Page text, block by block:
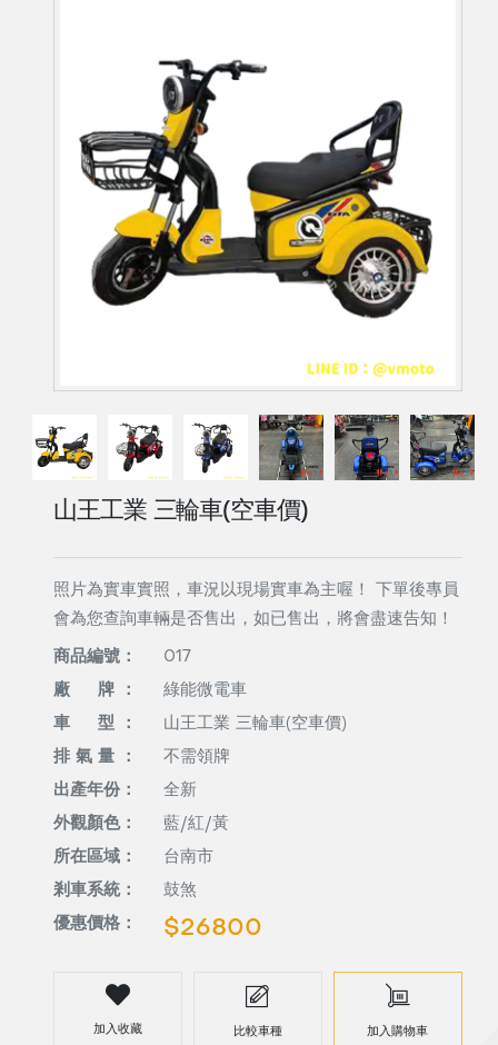
山王工業 三輪車(空車價)
照片為實車實照，車況以現場實車為主喔！ 下單後專員
會為您查詢車輛是否售出，如已售出，將會盡速告知！
商品編號： 017
廠 牌 ： 綠能微電車
車 型 ： 山王工業 三輪車(空車價)
排 氣 量 ： 不需領牌
出產年份： 全新
外觀顏色： 藍/紅/黃
所在區域： 台南市
剎車系統： 鼓煞
優惠價格： $26800
加入收藏 比較車種 加入購物車